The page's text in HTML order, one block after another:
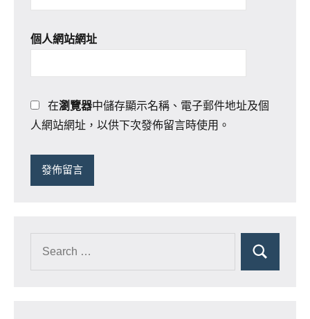
個人網站網址
在瀏覽器中儲存顯示名稱、電子郵件地址及個
人網站網址，以供下次發佈留言時使用。